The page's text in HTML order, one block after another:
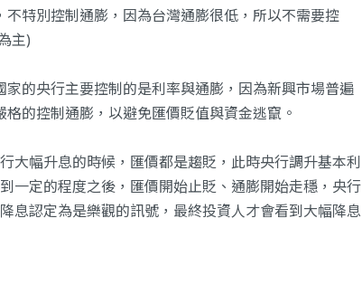
特別控制通膨，因為台灣通膨很低，所以不需要控
主)
的央行主要控制的是利率與通膨，因為新興市場普遍
的控制通膨，以避免匯價貶值與資金逃竄。
大幅升息的時候，匯價都是趨貶，此時央行調升基本利
一定的程度之後，匯價開始止貶、通膨開始走穩，央行
息認定為是樂觀的訊號，最終投資人才會看到大幅降息